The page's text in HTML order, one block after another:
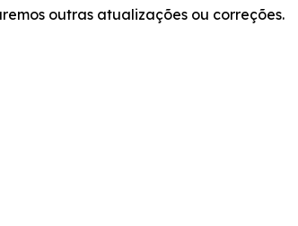
outras atualizações ou correções.